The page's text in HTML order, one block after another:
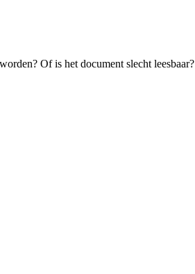
Of is het document slecht leesbaar?